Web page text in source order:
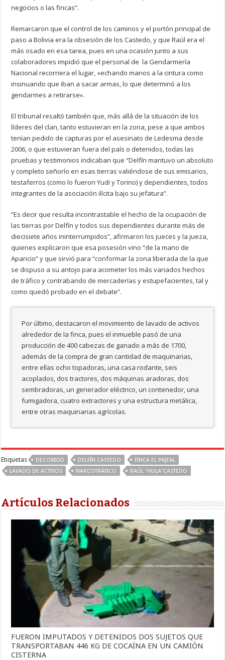
negocios o las fincas”.
Remarcaron que el control de los caminos y el portón principal de
paso a Bolivia era la obsesión de los Castedo, y que Raúl era el
más osado en esa tarea, pues en una ocasión junto a sus
colaboradores impidió que el personal de la Gendarmería
Nacional recorriera el lugar, «echando manos a la cintura como
insinuando que iban a sacar armas, lo que determinó a los
gendarmes a retirarse».
El tribunal resaltó también que, más allá de la situación de los
líderes del clan, tanto estuvieran en la zona, pese a que ambos
tenían pedido de capturas por el asesinato de Ledesma desde
2006, o que estuvieran fuera del país o detenidos, todas las
pruebas y testimonios indicaban que “Delfín mantuvo un absoluto
y completo señorío en esas tierras valiéndose de sus emisarios,
testaferros (como lo fueron Yudi y Torino) y dependientes, todos
integrantes de la asociación ilícita bajo su jefatura”.
“Es decir que resulta incontrastable el hecho de la ocupación de
las tierras por Delfín y todos sus dependientes durante más de
diecisiete años ininterrumpidos”, afirmaron los jueces y la jueza,
quienes explicaron que esa posesión vino “de la mano de
Aparicio” y que sirvió para “conformar la zona liberada de la que
se dispuso a su antojo para acometer los más variados hechos
de tráfico y contrabando de mercaderías y estupefacientes, tal y
como quedó probado en el debate”.
Por último, destacaron el movimiento de lavado de activos
alrededor de la finca, pues el inmueble pasó de una
producción de 400 cabezas de ganado a más de 1700,
además de la compra de gran cantidad de maquinarias,
entre ellas ocho topadoras, una casa rodante, seis
acoplados, dos tractores, dos máquinas aradoras, dos
sembradoras, un generador eléctrico, un contenedor, una
fumigadora, cuatro extractores y una estructura metálica,
entre otras maquinarias agrícolas.
Etiquetas DECOMISO DELFÍN CASTEDO
FINCA EL PAJEAL
LAVADO DE ACTIVOS
NARCOTRÁFICO RAÚL ''HULA''CASTEDO
Artículos Relacionados
FUERON IMPUTADOS Y DETENIDOS DOS SUJETOS QUE
TRANSPORTABAN 446 KG DE COCAÍNA EN UN CAMIÓN
CISTERNA